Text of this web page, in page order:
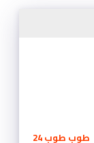
طوب طوب 24